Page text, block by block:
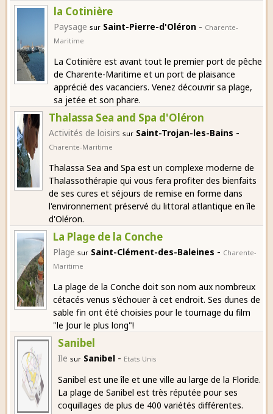
la Cotinière
Paysage sur Saint-Pierre-d'Oléron - Charente-
Maritime
La Cotinière est avant tout le premier port de pêche
de Charente-Maritime et un port de plaisance
apprécié des vacanciers. Venez découvrir sa plage,
sa jetée et son phare.
Thalassa Sea and Spa d'Oléron
Activités de loisirs sur Saint-Trojan-les-Bains -
Charente-Maritime
Thalassa Sea and Spa est un complexe moderne de
Thalassothérapie qui vous fera profiter des bienfaits
de ses cures et séjours de remise en forme dans
l'environnement préservé du littoral atlantique en île
d'Oléron.
La Plage de la Conche
Plage sur Saint-Clément-des-Baleines - Charente-
Maritime
La plage de la Conche doit son nom aux nombreux
cétacés venus s'échouer à cet endroit. Ses dunes de
sable fin ont été choisies pour le tournage du film
"le Jour le plus long"!
Sanibel
Ile sur Sanibel - Etats Unis
Sanibel est une île et une ville au large de la Floride.
La plage de Sanibel est très réputée pour ses
coquillages de plus de 400 variétés différentes.